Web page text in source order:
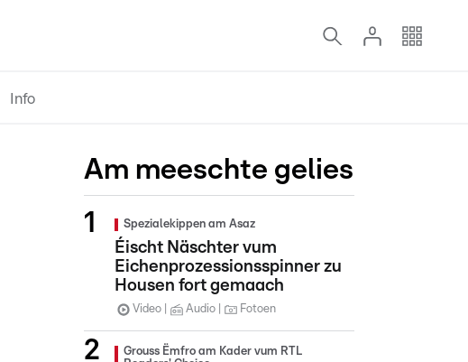
Info
Am meeschte gelies
Spezialekippen am Asaz
Éischt Näschter vum
Eichenprozessionsspinner zu
Housen fort gemaach
Video Audio Fotoen
Grouss Ëmfro am Kader vum RTL